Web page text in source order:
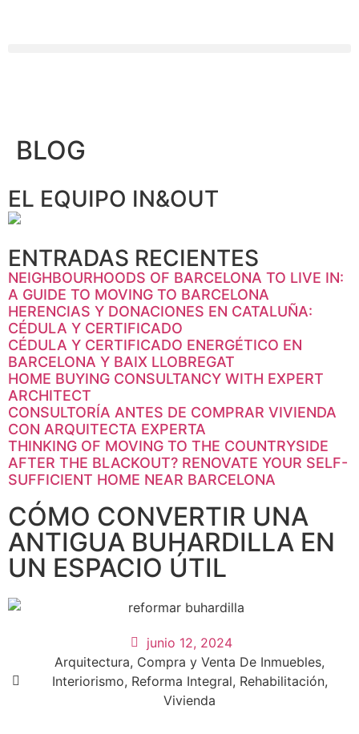
BLOG
CÓMO CONVERTIR UNA
ANTIGUA BUHARDILLA EN
UN ESPACIO ÚTIL
junio 12, 2024
Arquitectura, Compra y Venta De Inmuebles,
Interiorismo, Reforma Integral, Rehabilitación,
Vivienda
EL EQUIPO IN&OUT
ENTRADAS RECIENTES
NEIGHBOURHOODS OF BARCELONA TO LIVE IN:
A GUIDE TO MOVING TO BARCELONA
HERENCIAS Y DONACIONES EN CATALUÑA:
CÉDULA Y CERTIFICADO
CÉDULA Y CERTIFICADO ENERGÉTICO EN
BARCELONA Y BAIX LLOBREGAT
HOME BUYING CONSULTANCY WITH EXPERT
ARCHITECT
CONSULTORÍA ANTES DE COMPRAR VIVIENDA
CON ARQUITECTA EXPERTA
THINKING OF MOVING TO THE COUNTRYSIDE
AFTER THE BLACKOUT? RENOVATE YOUR SELF-
SUFFICIENT HOME NEAR BARCELONA
Necesarias
Estas
cookies no
son